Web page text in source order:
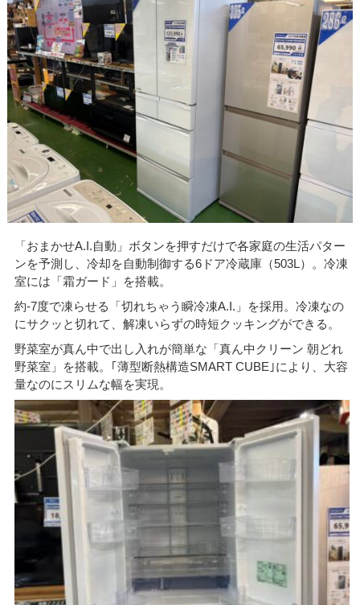
「おまかせA.I.自動」ボタンを押すだけで各家庭の生活パター
ンを予測し、冷却を自動制御する6ドア冷蔵庫（503L）。冷凍
室には「霜ガード」を搭載。
約-7度で凍らせる「切れちゃう瞬冷凍A.I.」を採用。冷凍なの
にサクッと切れて、解凍いらずの時短クッキングができる。
野菜室が真ん中で出し入れが簡単な「真ん中クリーン 朝どれ
野菜室」を搭載。｢薄型断熱構造SMART CUBE｣により、大容
量なのにスリムな幅を実現。